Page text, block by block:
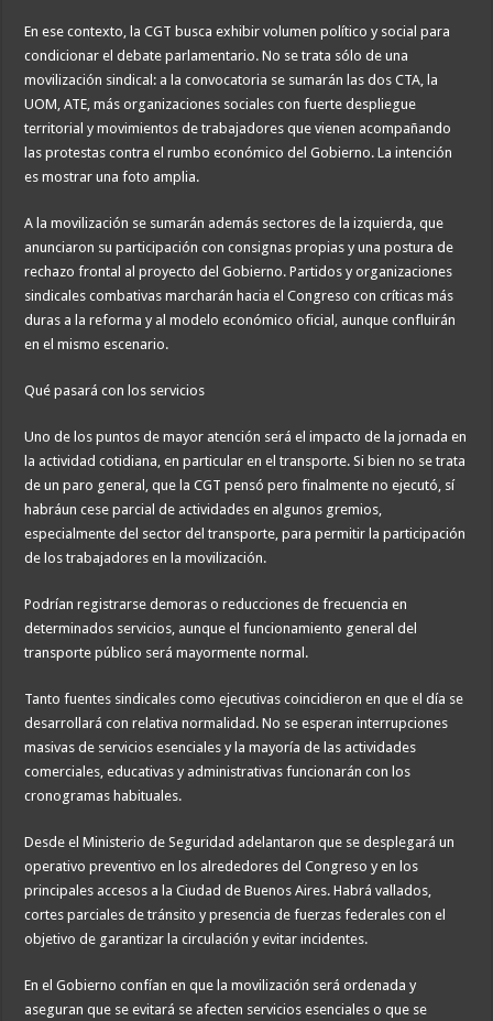
En ese contexto, la CGT busca exhibir volumen político y social para
condicionar el debate parlamentario. No se trata sólo de una
movilización sindical: a la convocatoria se sumarán las dos CTA, la
UOM, ATE, más organizaciones sociales con fuerte despliegue
territorial y movimientos de trabajadores que vienen acompañando
las protestas contra el rumbo económico del Gobierno. La intención
es mostrar una foto amplia.
A la movilización se sumarán además sectores de la izquierda, que
anunciaron su participación con consignas propias y una postura de
rechazo frontal al proyecto del Gobierno. Partidos y organizaciones
sindicales combativas marcharán hacia el Congreso con críticas más
duras a la reforma y al modelo económico oficial, aunque confluirán
en el mismo escenario.
Qué pasará con los servicios
Uno de los puntos de mayor atención será el impacto de la jornada en
la actividad cotidiana, en particular en el transporte. Si bien no se trata
de un paro general, que la CGT pensó pero finalmente no ejecutó, sí
habráun cese parcial de actividades en algunos gremios,
especialmente del sector del transporte, para permitir la participación
de los trabajadores en la movilización.
Podrían registrarse demoras o reducciones de frecuencia en
determinados servicios, aunque el funcionamiento general del
transporte público será mayormente normal.
Tanto fuentes sindicales como ejecutivas coincidieron en que el día se
desarrollará con relativa normalidad. No se esperan interrupciones
masivas de servicios esenciales y la mayoría de las actividades
comerciales, educativas y administrativas funcionarán con los
cronogramas habituales.
Desde el Ministerio de Seguridad adelantaron que se desplegará un
operativo preventivo en los alrededores del Congreso y en los
principales accesos a la Ciudad de Buenos Aires. Habrá vallados,
cortes parciales de tránsito y presencia de fuerzas federales con el
objetivo de garantizar la circulación y evitar incidentes.
En el Gobierno confían en que la movilización será ordenada y
aseguran que se evitará se afecten servicios esenciales o que se